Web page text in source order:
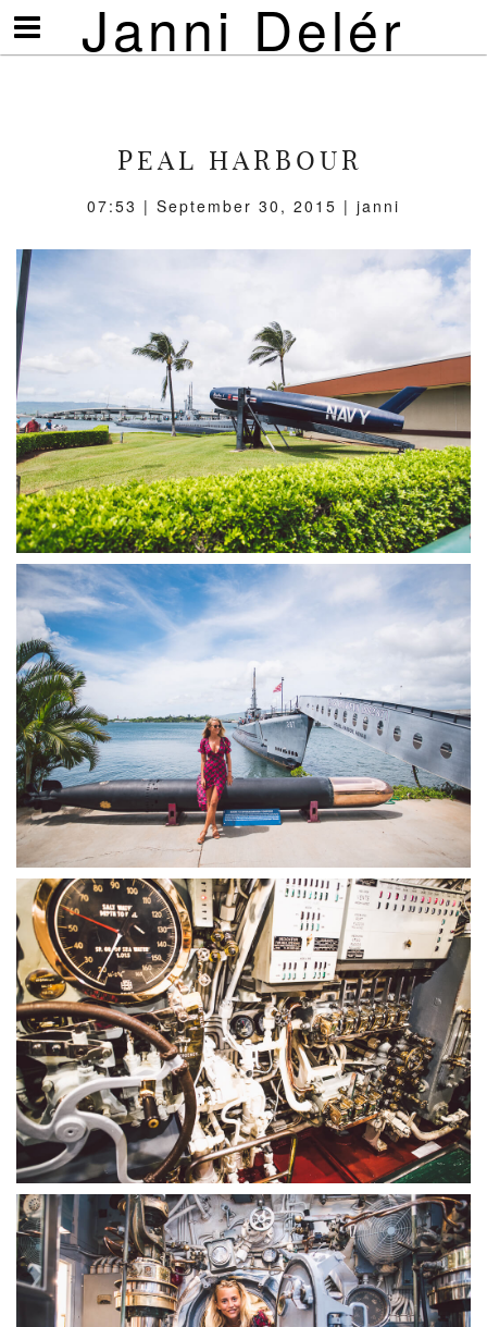
Janni Delér
Visa/göm
meny
PEAL HARBOUR
07:53 | September 30, 2015 | janni